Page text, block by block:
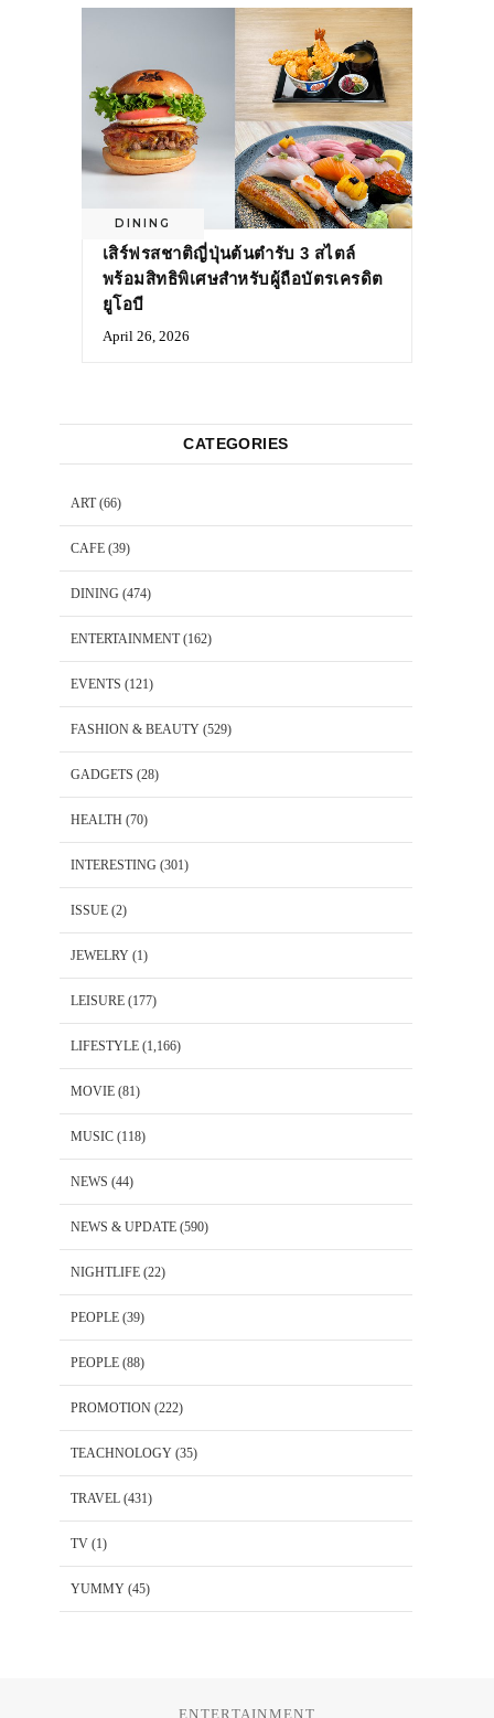
DINING
เสิร์ฟรสชาติญี่ปุ่นต้นตำรับ 3 สไตล์
พร้อมสิทธิพิเศษสำหรับผู้ถือบัตรเครดิต
ยูโอบี
April 26, 2026
CATEGORIES
ART(66)
CAFE (39)
DINING (474)
ENTERTAINMENT(162)
EVENTS (121)
FASHION & BEAUTY (529)
GADGETS (28)
HEALTH (70)
INTERESTING (301)
ISSUE (2)
JEWELRY (1)
LEISURE (177)
LIFESTYLE (1,166)
MOVIE (81)
MUSIC (118)
NEWS (44)
NEWS & UPDATE (590)
NIGHTLIFE (22)
PEOPLE (39)
PEOPLE (88)
PROMOTION (222)
TEACHNOLOGY (35)
TRAVEL (431)
TV (1)
YUMMY (45)
ENTERTAINMENT